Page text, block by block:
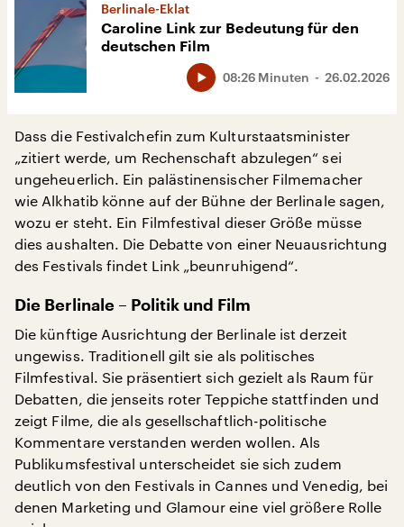
Berlinale-Eklat
Caroline Link zur Bedeutung für den
deutschen Film
26.02.2026
08:26 Minuten
Dass die Festivalchefin zum Kulturstaatsminister
„zitiert werde, um Rechenschaft abzulegen“ sei
ungeheuerlich. Ein palästinensischer Filmemacher
wie Alkhatib könne auf der Bühne der Berlinale sagen,
wozu er steht. Ein Filmfestival dieser Größe müsse
dies aushalten. Die Debatte von einer Neuausrichtung
des Festivals findet Link „beunruhigend“.
Die Berlinale – Politik und Film
Die künftige Ausrichtung der Berlinale ist derzeit
ungewiss. Traditionell gilt sie als politisches
Filmfestival. Sie präsentiert sich gezielt als Raum für
Debatten, die jenseits roter Teppiche stattfinden und
zeigt Filme, die als gesellschaftlich-politische
Kommentare verstanden werden wollen. Als
Publikumsfestival unterscheidet sie sich zudem
deutlich von den Festivals in Cannes und Venedig, bei
denen Marketing und Glamour eine viel größere Rolle